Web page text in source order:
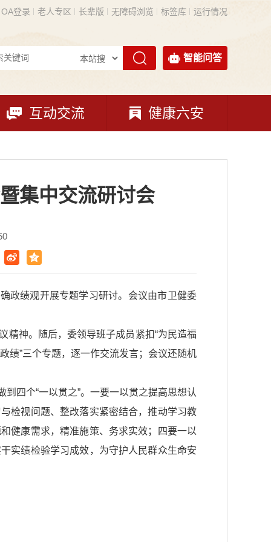
OA登录 老人专区 长辈版 无障碍浏览 标签库 运行情况
智能问答
互动交流 健康六安
集中交流研讨会
政绩观开展专题学习研讨。会议由市卫健委
精神。随后，委领导班子成员紧扣“为民造福
绩”三个专题，逐一作交流发言；会议还随机
四个“一以贯之”。一要一以贯之提高思想认
检视问题、整改落实紧密结合，推动学习教
健康需求，精准施策、务求实效；四要一以
实绩检验学习成效，为守护人民群众生命安